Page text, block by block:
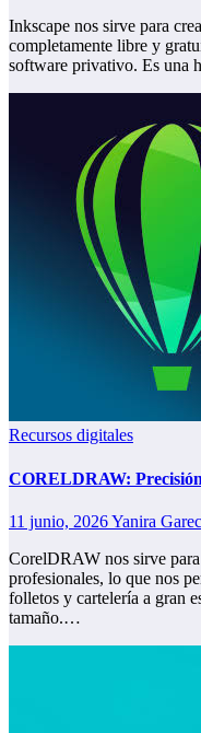
Inkscape nos sirve para
completamente libre y
software privativo. Es una
Recursos digitales
CORELDRAW:
11 junio, 2026Yanira
CorelDRAW nos sirve
profesionales, lo que nos
folletos y cartelería a gran
tamaño.…